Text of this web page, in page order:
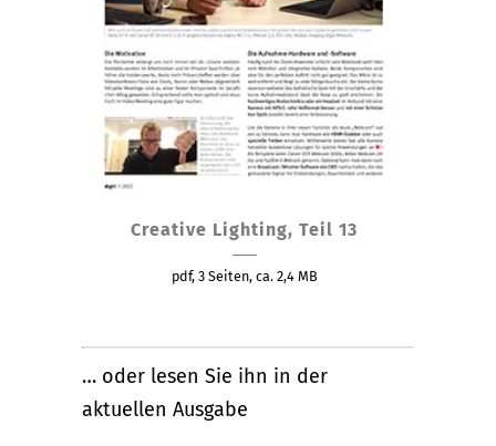
Creative Lighting, Teil 13
pdf, 3 Seiten, ca. 2,4 MB
… oder lesen Sie ihn in der
aktuellen Ausgabe